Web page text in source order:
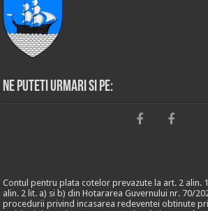
Ne puteti urmari si pe:
Contul pentru plata cotelor prevazute la art. 2 alin.
alin. 2 lit. a) si b) din Hotararea Guvernului nr. 70/
procedurii privind incasarea redeventei obtinute